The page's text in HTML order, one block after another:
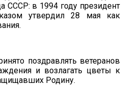
СССР: в 1994 году президент
утвердил 28 мая как
поздравлять ветеранов
и возлагать цветы к
Родину.